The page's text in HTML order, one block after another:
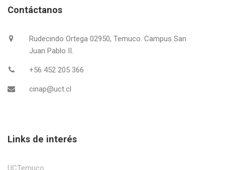
Contáctanos
Rudecindo Ortega 02950, Temuco. Campus San
Juan Pablo II.
+56 452 205 366
cinap@uct.cl
Links de interés
UCTemuco